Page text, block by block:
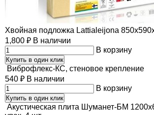
Хвойная подложка Lattialeijona
1,800 ₽ В наличии
В корзину
Купить в один клик
Виброфлекс-КС, стеновое крепление
540 ₽ В наличии
В корзину
Купить в один клик
Акустическая плита Шуманет-БМ